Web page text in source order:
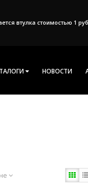
втулка стоимостью 1
НОВОСТИ